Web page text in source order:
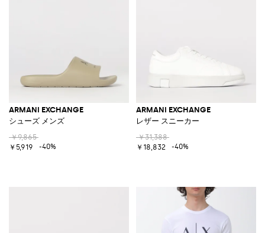
ARMANI EXCHANGE
シューズ メンズ
￥9,865
￥5,919
-40%
ARMANI EXCHANGE
レザー スニーカー
￥31,388
￥18,832
-40%